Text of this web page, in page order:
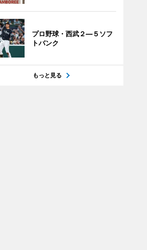
プロ野球・西武２―５ソフ
トバンク
もっと見る